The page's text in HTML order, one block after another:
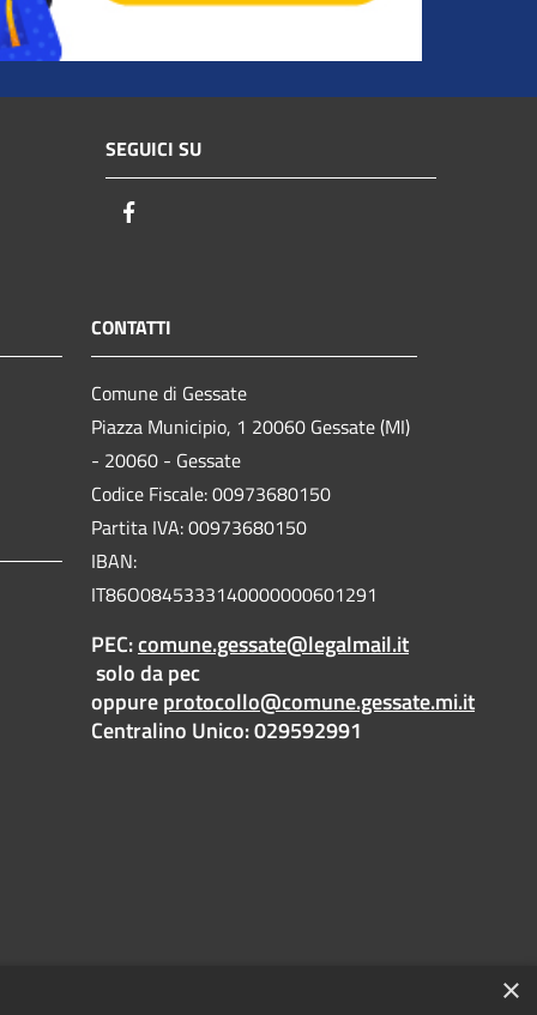
SEGUICI SU
CONTATTI
Comune di Gessate
Piazza Municipio, 1 20060 Gessate (MI)
- 20060 - Gessate
Codice Fiscale: 00973680150
Partita IVA: 00973680150
IBAN:
IT86O0845333140000000601291
PEC:comune.gessate@legalmail.it
solo da pec
oppureprotocollo@comune.gessate.mi.it
Centralino Unico: 029592991
×